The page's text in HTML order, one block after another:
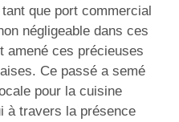
que port commercial
négligeable dans ces
amené ces précieuses
Ce passé a semé
pour la cuisine
à travers la présence